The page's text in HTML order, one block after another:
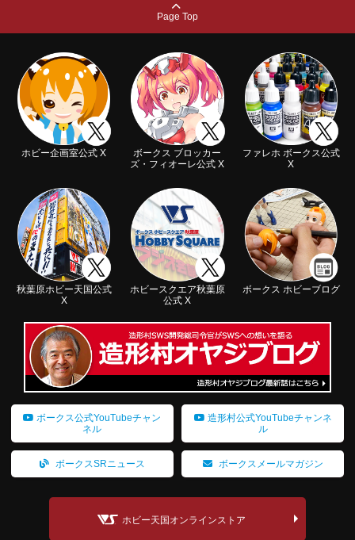
Page Top
ホビー企画室公式 X
ボークス ブロッカー
ズ・フィオーレ公式 X
ファレホ ボークス公式
X
秋葉原ホビー天国公式
X
ホビースクエア秋葉原
公式 X
ボークス ホビーブログ
ボークス公式YouTubeチャン
ネル
造形村公式YouTubeチャンネ
ル
ボークスSRニュース ボークスメールマガジン
ホビー天国オンラインストア